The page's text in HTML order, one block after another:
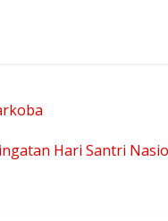
Hari Santri